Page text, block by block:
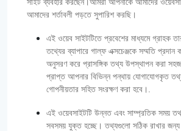
আমাদের শর্তাবলী পড়তে সুপারিশ করছি।
এই ওয়েব সাইটটিতে প্রবেশের মাধ্যমে গ্রাহক
তথ্যের ব্যাপারে গাল্‌ফ এক্সচেঞ্জকে সম্মতি
অনুসরণ করে প্রাসঙ্গিক তথ্য উপস্থাপন করা
প্রাপ্ত আপনার বিভিন্ন পন্থায় যোগাযোগকৃত
গোপনীয়তার সহিত সংরক্ষণ করা হবে।.
এই ওয়েবসাইটটি উন্নত এবং সাম্প্রতিক সময়
সবসময় যুক্ত হচ্ছে। তথ্যগুলো সঠিক রাখার জন্য